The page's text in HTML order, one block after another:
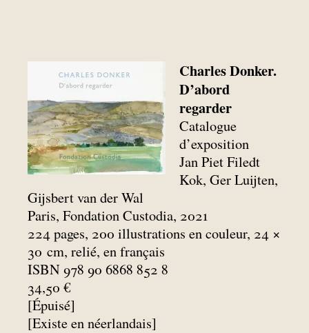
Charles Donker.
D’abord
regarder
Catalogue
d’exposition
Jan Piet Filedt
Kok, Ger Luijten,
Gijsbert van der Wal
Paris, Fondation Custodia, 2021
224 pages, 200 illustrations en couleur, 24 ×
30 cm, relié, en français
ISBN 978 90 6868 852 8
34,50 €
[Épuisé]
[Existe en néerlandais]